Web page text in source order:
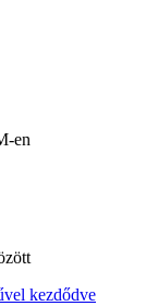
en
kezdődve